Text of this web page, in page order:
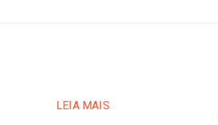
LEIA MAIS